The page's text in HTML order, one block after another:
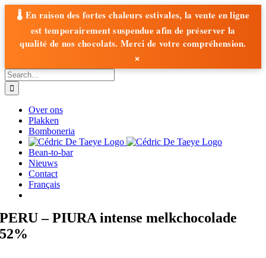
🌡️ En raison des fortes chaleurs estivales, la vente en ligne
est temporairement suspendue afin de préserver la
qualité de nos chocolats. Merci de votre compréhension.
×
Skip
to
content
Search
for:
Over ons
Plakken
Bomboneria
Bean-to-bar
Nieuws
Contact
Français
PERU – PIURA intense melkchocolade
52%